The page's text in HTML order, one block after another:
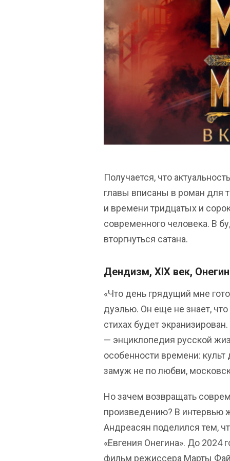
Получается, что
главы вписаны в роман для
и времени тридцатых и
современного человека. В
вторгнуться сатана.
Дендизм, XIX век, Онегин
«Что день грядущий мне
дуэлью. Он еще не знает,
стихах будет
— энциклопедия русской
особенности времени:
замуж не по любви,
Но зачем возвращать
произведению? В интервью
Андреасян поделился тем,
«Евгения Онегина». До 2024
фильм режиссера Марты